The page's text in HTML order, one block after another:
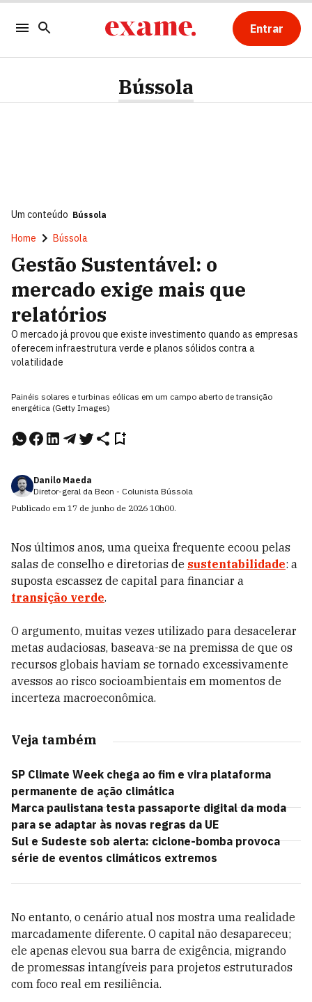
Entrar
Bússola
Um conteúdo Bússola
Home Bússola
Gestão Sustentável: o
mercado exige mais que
relatórios
O mercado já provou que existe investimento quando as empresas
oferecem infraestrutura verde e planos sólidos contra a
volatilidade
Painéis solares e turbinas eólicas em um campo aberto de transição
energética (Getty Images)
Danilo Maeda
Diretor-geral da Beon - Colunista Bússola
Publicado em 17 de junho de 2026 10h00.
Nos últimos anos, uma queixa frequente ecoou pelas
salas de conselho e diretorias de sustentabilidade: a
suposta escassez de capital para financiar a
transição verde.
O argumento, muitas vezes utilizado para desacelerar
metas audaciosas, baseava-se na premissa de que os
recursos globais haviam se tornado excessivamente
avessos ao risco socioambientais em momentos de
incerteza macroeconômica.
Veja também
SP Climate Week chega ao fim e vira plataforma
permanente de ação climática
Marca paulistana testa passaporte digital da moda
para se adaptar às novas regras da UE
Sul e Sudeste sob alerta: ciclone-bomba provoca
série de eventos climáticos extremos
No entanto, o cenário atual nos mostra uma realidade
marcadamente diferente. O capital não desapareceu;
ele apenas elevou sua barra de exigência, migrando
de promessas intangíveis para projetos estruturados
com foco real em resiliência.